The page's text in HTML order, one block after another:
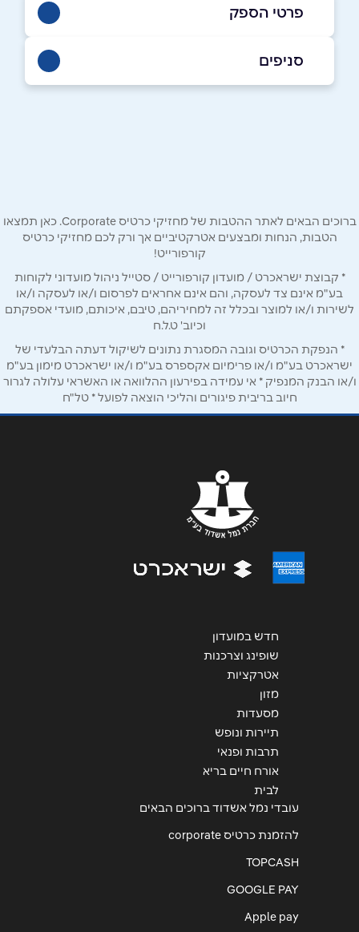
פרטי הספק
באתר באינסטגרם
טלפון*
אנא חזרו אלי בקשר ל...
הודעה*
שליחה
סניפים
ברוכים הבאים לאתר ההטבות של מחזיקי כרטיס Corporate. כאן תמצאו
הטבות, הנחות ומבצעים אטרקטיביים אך ורק לכם מחזיקי כרטיס
קורפורייט!
* קבוצת ישראכרט / מועדון קורפורייט / סטייל ניהול מועדוני לקוחות
בע"מ אינם צד לעסקה, והם אינם אחראים לפרסום ו/או לעסקה ו/או
לשירות ו/או למוצר ובכלל זה למחיריהם, טיבם, איכותם, מועדי אספקתם
וכיוב' ט.ל.ח
* הנפקת הכרטיס וגובה המסגרת נתונים לשיקול דעתה הבלעדי של
ישראכרט בע"מ ו/או פרימיום אקספרס בע"מ ו/או ישראכרט מימון בע"מ
ו/או הבנק המנפיק * אי עמידה בפירעון ההלוואה או האשראי עלולה לגרור
חיוב בריבית פיגורים והליכי הוצאה לפועל * טל"ח
חדש במועדון
שופינג וצרכנות
אטרקציות
מזון
מסעדות
תיירות ונופש
תרבות ופנאי
אורח חיים בריא
לבית
עובדי נמל אשדוד ברוכים הבאים
להזמנת כרטיס corporate
TOPCASH
GOOGLE PAY
Apple pay